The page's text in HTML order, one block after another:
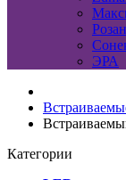
ЭРА
Категории